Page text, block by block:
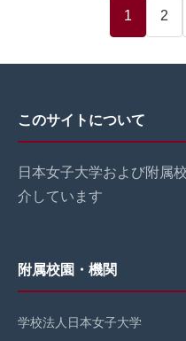
ペ
ジ
り
1 2
このサイトについて
日本女子大学および附属
介しています
附属校園・機関
学校法人日本女子大学